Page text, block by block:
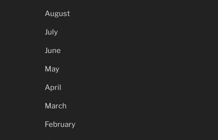
August
July
June
May
April
March
February